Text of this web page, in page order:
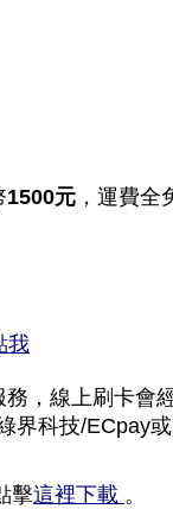
1500元 ，運費全
我
，線上刷卡會
界科技/ECpay或
擊這裡下載 。